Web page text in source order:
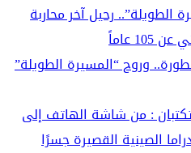
الطويلة”.. رحيل آخر محاربة
عاماً
وروح “المسيرة الطويلة”
: من شاشة الهاتف إلى
الصينية القصيرة جسرًا